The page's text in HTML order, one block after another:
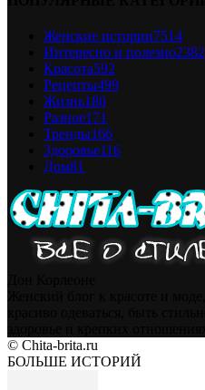
Женские истории7514
Интересно и полезно2382
Красота592
Рецепты499
Жизнь180
Разное171
Тренды166
Здоровье116
Дом81
© Chita-brita.ru
БОЛЬШЕ ИСТОРИЙ